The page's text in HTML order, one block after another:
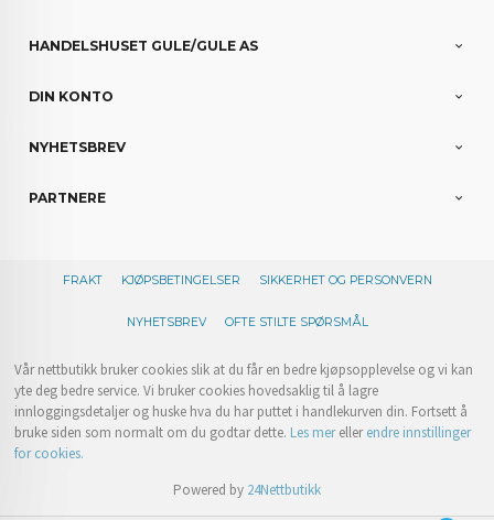
HANDELSHUSET GULE/GULE AS
DIN KONTO
NYHETSBREV
PARTNERE
FRAKT KJØPSBETINGELSER SIKKERHET OG PERSONVERN
NYHETSBREV OFTE STILTE SPØRSMÅL
Vår nettbutikk bruker cookies slik at du får en bedre kjøpsopplevelse og vi kan
yte deg bedre service. Vi bruker cookies hovedsaklig til å lagre
innloggingsdetaljer og huske hva du har puttet i handlekurven din. Fortsett å
bruke siden som normalt om du godtar dette. Les merellerendre innstillinger
for cookies.
Powered by 24Nettbutikk